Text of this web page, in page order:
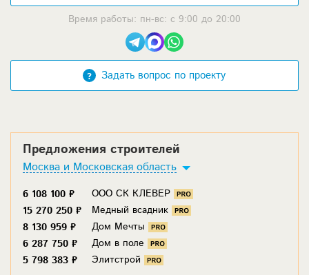
Время работы: пн-вс: с 9:00 до 20:00
Задать вопрос по проекту
Предложения строителей
Москва и Московская область
6 108 100 ₽
ООО СК КЛЕВЕР
15 270 250 ₽
Медный всадник
8 130 959 ₽
Дом Мечты
6 287 750 ₽
Дом в поле
5 798 383 ₽
Элитстрой